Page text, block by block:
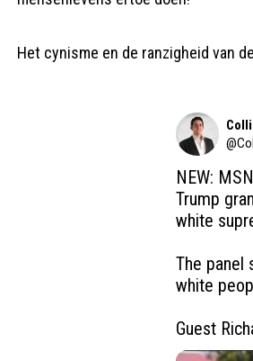
Het cynisme en de ranzigheid van
@
NEW:
Trump
white
The panel
white
Guest